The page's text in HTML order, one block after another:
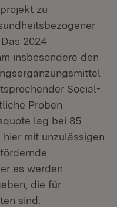
zu
2024
insbesondere den
Social-
Proben
lag bei 85
mit unzulässigen
es werden
die für
sind.